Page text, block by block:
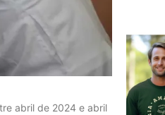
abril de 2024 e abril